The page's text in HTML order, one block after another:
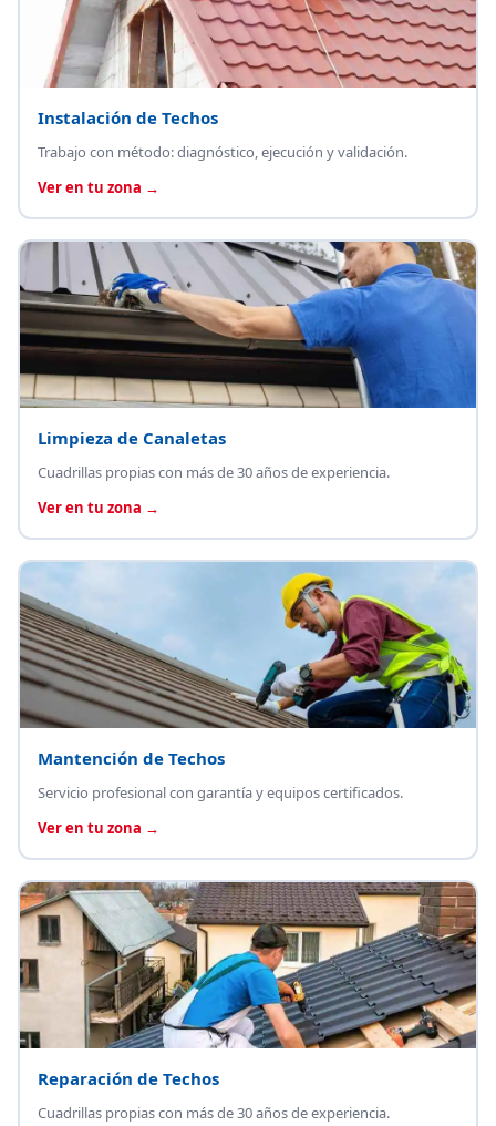
Instalación de Techos
Trabajo con método: diagnóstico, ejecución y validación.
Ver en tu zona →
Limpieza de Canaletas
Cuadrillas propias con más de 30 años de experiencia.
Ver en tu zona →
Mantención de Techos
Servicio profesional con garantía y equipos certificados.
Ver en tu zona →
Reparación de Techos
Cuadrillas propias con más de 30 años de experiencia.